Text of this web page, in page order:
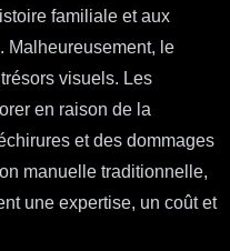
familiale et aux
Malheureusement, le
visuels. Les
en raison de la
et des dommages
manuelle traditionnelle,
une expertise, un coût et